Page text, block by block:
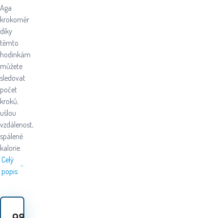
Aga
krokoměr
díky
těmto
hodinkám
můžete
sledovat
počet
kroků,
ušlou
vzdálenost,
spálené
kalorie.
Celý
popis